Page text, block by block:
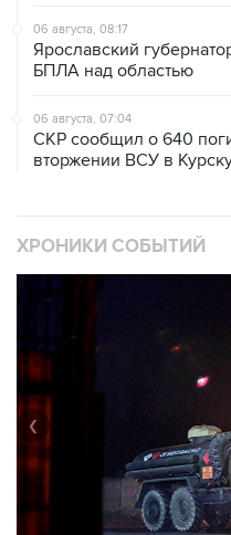
06 августа, 08:17
Ярославский
БПЛА над областью
06 августа, 07:04
СКР сообщил о 640
вторжении ВСУ в
ХРОНИКИ СОБЫТИЙ
❮